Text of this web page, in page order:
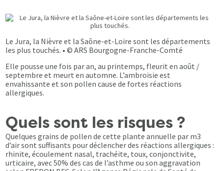
Le Jura, la Nièvre et la Saône-et-Loire sont les départements
les plus touchés. • © ARS Bourgogne-Franche-Comté
Elle pousse une fois par an, au printemps, fleurit en août /
septembre et meurt en automne. L’ambroisie est
envahissante et son pollen cause de fortes réactions
allergiques.
Quels sont les risques ?
Quelques grains de pollen de cette plante annuelle par m3
d’air sont suffisants pour déclencher des réactions allergiques :
rhinite, écoulement nasal, trachéite, toux, conjonctivite,
urticaire, avec 50% des cas de l’asthme ou son aggravation